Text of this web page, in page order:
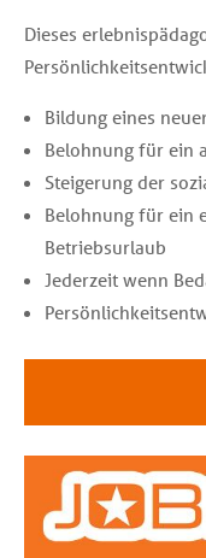
Dieses
Bildung eines
Belohnung für ein
Steigerung der
Belohnung für ein
Betriebsurlaub
Jederzeit wenn